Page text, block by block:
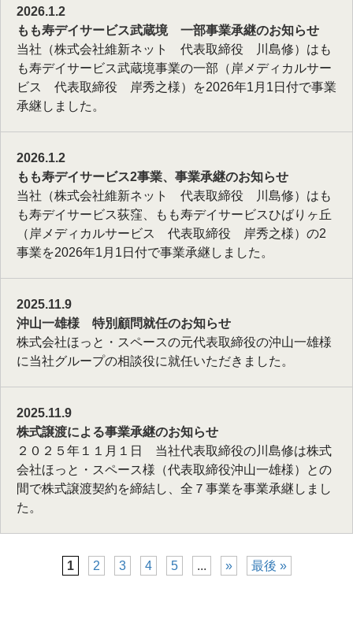
2026.1.2
もも寿デイサービス武蔵境 一部事業承継のお知らせ
当社（株式会社維新ネット 代表取締役 川島修）はも
も寿デイサービス武蔵境事業の一部（岸メディカルサー
ビス 代表取締役 岸秀之様）を2026年1月1日付で事業
承継しました。
2026.1.2
もも寿デイサービス2事業、事業承継のお知らせ
当社（株式会社維新ネット 代表取締役 川島修）はも
も寿デイサービス荻窪、もも寿デイサービスひばりヶ丘
（岸メディカルサービス 代表取締役 岸秀之様）の2
事業を2026年1月1日付で事業承継しました。
2025.11.9
沖山一雄様 特別顧問就任のお知らせ
株式会社ほっと・スペースの元代表取締役の沖山一雄様
に当社グループの相談役に就任いただきました。
2025.11.9
株式譲渡による事業承継のお知らせ
２０２５年１１月１日 当社代表取締役の川島修は株式
会社ほっと・スペース様（代表取締役沖山一雄様）との
間で株式譲渡契約を締結し、全７事業を事業承継しまし
た。
1 2 3 4 5 ... » 最後 »